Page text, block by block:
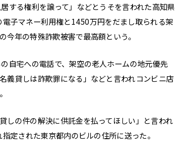
する権利を譲って」などとうそを言われた高知県
子マネー利用権と1450万円をだまし取られる架
年の特殊詐欺被害で最高額という。
自宅への電話で、架空の老人ホームの地元優先
義貸しは詐欺罪になる」などと言われコンビニ店
しの件の解決に供託金を払ってほしい」と言われ
定された東京都内のビルの住所に送った。